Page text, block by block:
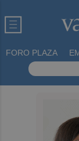
FORO PLAZA